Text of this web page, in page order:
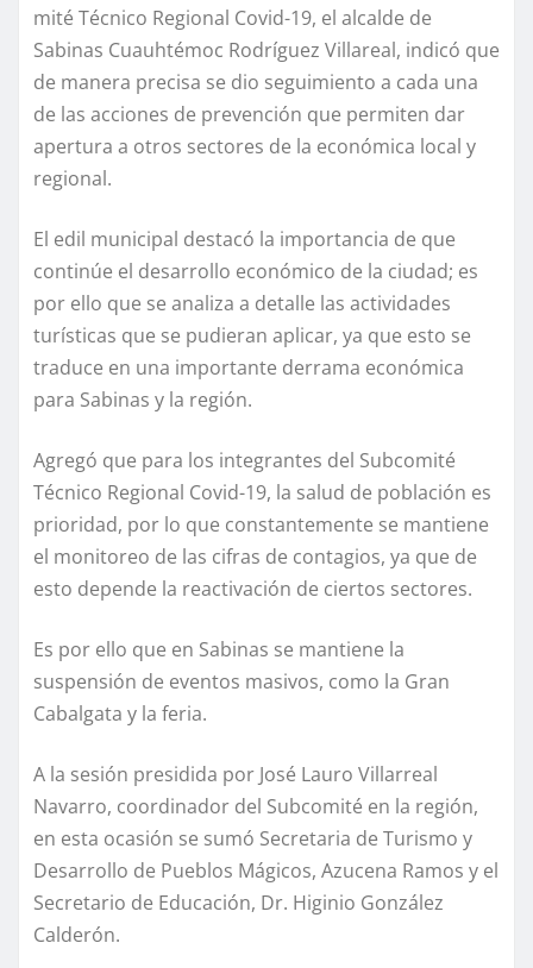
mité Técnico Regional Covid-19, el alcalde de
Sabinas Cuauhtémoc Rodríguez Villareal, indicó que
de manera precisa se dio seguimiento a cada una
de las acciones de prevención que permiten dar
apertura a otros sectores de la económica local y
regional.
El edil municipal destacó la importancia de que
continúe el desarrollo económico de la ciudad; es
por ello que se analiza a detalle las actividades
turísticas que se pudieran aplicar, ya que esto se
traduce en una importante derrama económica
para Sabinas y la región.
Agregó que para los integrantes del Subcomité
Técnico Regional Covid-19, la salud de población es
prioridad, por lo que constantemente se mantiene
el monitoreo de las cifras de contagios, ya que de
esto depende la reactivación de ciertos sectores.
Es por ello que en Sabinas se mantiene la
suspensión de eventos masivos, como la Gran
Cabalgata y la feria.
A la sesión presidida por José Lauro Villarreal
Navarro, coordinador del Subcomité en la región,
en esta ocasión se sumó Secretaria de Turismo y
Desarrollo de Pueblos Mágicos, Azucena Ramos y el
Secretario de Educación, Dr. Higinio González
Calderón.